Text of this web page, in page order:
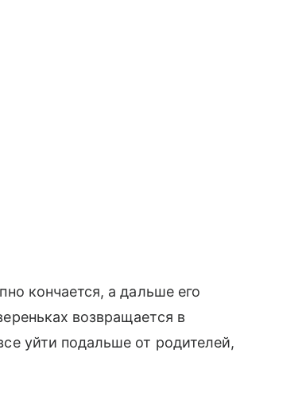
кончается, а дальше его
возвращается в
уйти подальше от родителей,